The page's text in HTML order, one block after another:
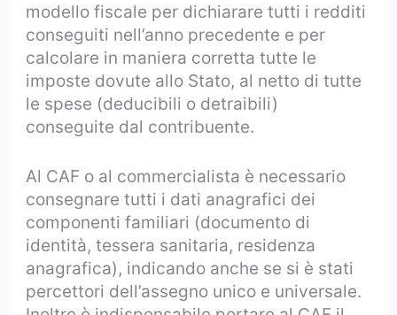
modello fiscale per dichiarare tutti i redditi
conseguiti nell’anno precedente e per
calcolare in maniera corretta tutte le
imposte dovute allo Stato, al netto di tutte
le spese (deducibili o detraibili)
conseguite dal contribuente.
Al CAF o al commercialista è necessario
consegnare tutti i dati anagrafici dei
componenti familiari (documento di
identità, tessera sanitaria, residenza
anagrafica), indicando anche se si è stati
percettori dell’assegno unico e universale.